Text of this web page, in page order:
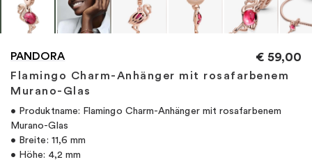
PANDORA
Flamingo Charm-Anhänger mit rosafarbenem
Murano-Glas
€ 59,00
• Produktname: Flamingo Charm-Anhänger mit rosafarbenem
Murano-Glas
• Breite: 11,6 mm
• Höhe: 4,2 mm